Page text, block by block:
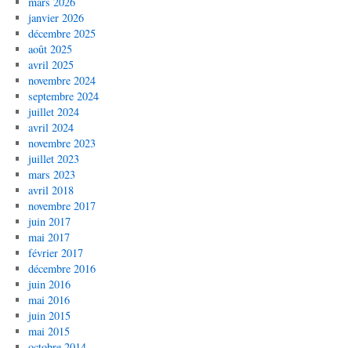
janvier 2026
décembre 2025
août 2025
avril 2025
novembre 2024
septembre 2024
juillet 2024
avril 2024
novembre 2023
juillet 2023
mars 2023
avril 2018
novembre 2017
juin 2017
mai 2017
février 2017
décembre 2016
juin 2016
mai 2016
juin 2015
mai 2015